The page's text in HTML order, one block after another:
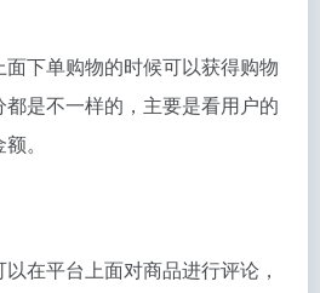
下单购物的时候可以获得购物
是不一样的，主要是看用户的
。
在平台上面对商品进行评论，